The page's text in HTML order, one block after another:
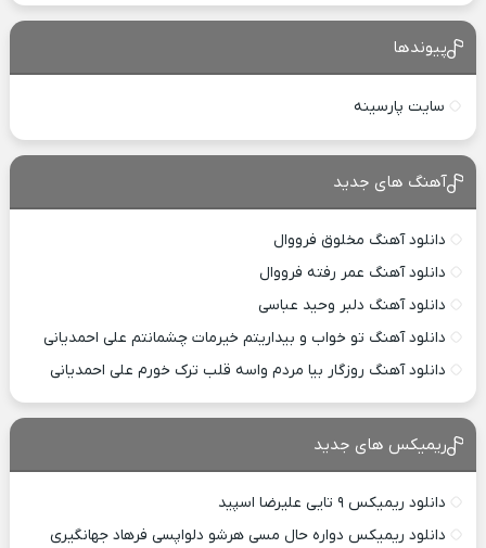
پیوندها
سایت پارسینه
آهنگ های جدید
دانلود آهنگ مخلوق فرووال
دانلود آهنگ عمر رفته فرووال
دانلود آهنگ دلبر وحید عباسی
دانلود آهنگ تو خواب و بیداریتم خیرمات چشمانتم علی احمدیانی
دانلود آهنگ روزگار بیا مردم واسه قلب ترک خورم علی احمدیانی
ریمیکس های جدید
دانلود ریمیکس ۹ تایی علیرضا اسپید
دانلود ریمیکس دواره حال مسی هرشو دلواپسی فرهاد جهانگیری